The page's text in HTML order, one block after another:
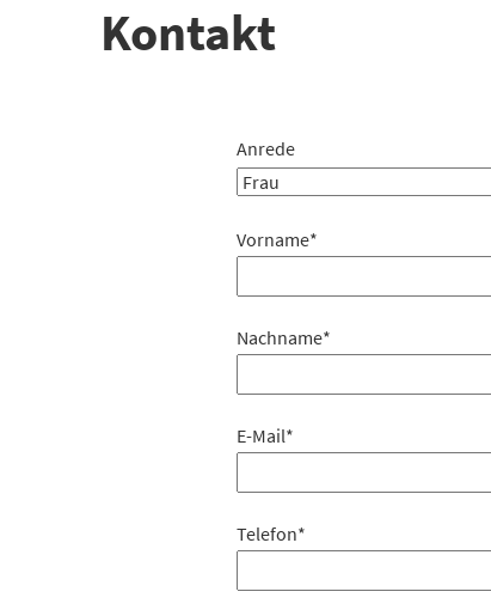
Kontakt
Anrede
Vorname*
Nachname*
E-Mail*
Telefon*